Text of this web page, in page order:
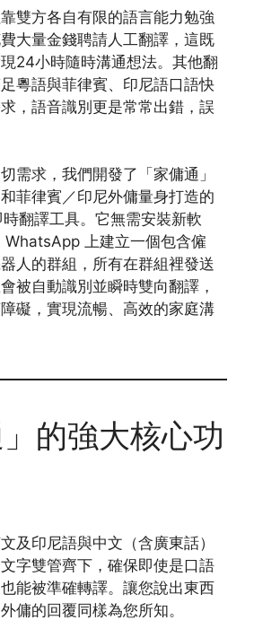
雙方各自有限的語言能力勉強
大量金錢聘請人工翻譯，這既
24小時隨時溝通想法。其他翻
粵語與菲律賓、印尼語口語快
，語音識別更是常常出錯，誤
需求，我們開發了「家傭通」
菲律賓／印尼外傭量身打造的
翻譯工具。它無需安裝新軟
WhatsApp 上建立一個包含僱
人的群組，所有在群組裡發送
被自動識別並瞬時雙向翻譯，
礙，實現流暢、高效的家庭溝
」的強大核心功
及印尼語與中文（含廣東話）
字雙管齊下，確保即使是口語
能被準確轉譯。讓您說出東西
傭的回覆同樣為您所知。